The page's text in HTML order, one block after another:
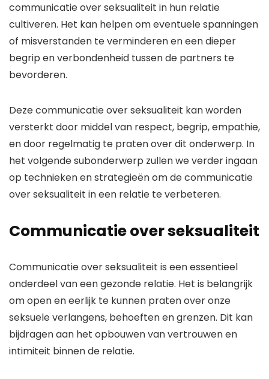
communicatie over seksualiteit in hun relatie
cultiveren. Het kan helpen om eventuele spanningen
of misverstanden te verminderen en een dieper
begrip en verbondenheid tussen de partners te
bevorderen.
Deze communicatie over seksualiteit kan worden
versterkt door middel van respect, begrip, empathie,
en door regelmatig te praten over dit onderwerp. In
het volgende subonderwerp zullen we verder ingaan
op technieken en strategieën om de communicatie
over seksualiteit in een relatie te verbeteren.
Communicatie over seksualiteit
Communicatie over seksualiteit is een essentieel
onderdeel van een gezonde relatie. Het is belangrijk
om open en eerlijk te kunnen praten over onze
seksuele verlangens, behoeften en grenzen. Dit kan
bijdragen aan het opbouwen van vertrouwen en
intimiteit binnen de relatie.